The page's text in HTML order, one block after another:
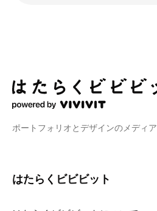
ポートフォリオとデザインのメディア
はたらくビビビット